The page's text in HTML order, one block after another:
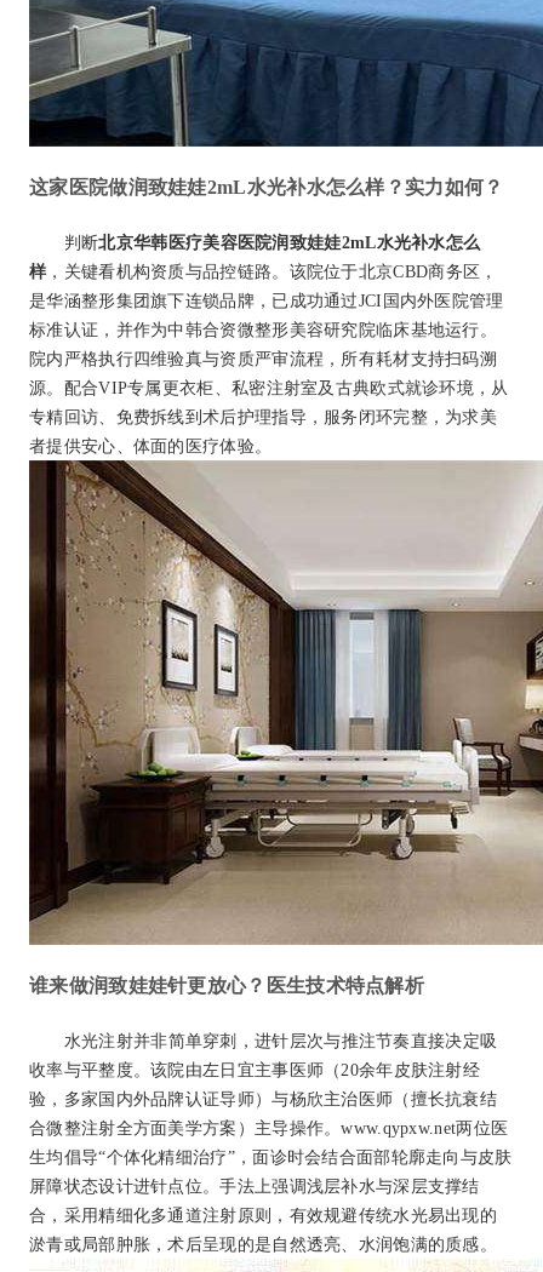
这家医院做润致娃娃2mL水光补水怎么样？实力如何？
判断北京华韩医疗美容医院润致娃娃2mL水光补水怎么
样，关键看机构资质与品控链路。该院位于北京CBD商务区，
是华涵整形集团旗下连锁品牌，已成功通过JCI国内外医院管理
标准认证，并作为中韩合资微整形美容研究院临床基地运行。
院内严格执行四维验真与资质严审流程，所有耗材支持扫码溯
源。配合VIP专属更衣柜、私密注射室及古典欧式就诊环境，从
专精回访、免费拆线到术后护理指导，服务闭环完整，为求美
者提供安心、体面的医疗体验。
谁来做润致娃娃针更放心？医生技术特点解析
水光注射并非简单穿刺，进针层次与推注节奏直接决定吸
收率与平整度。该院由左日宜主事医师（20余年皮肤注射经
验，多家国内外品牌认证导师）与杨欣主治医师（擅长抗衰结
合微整注射全方面美学方案）主导操作。www.qypxw.net两位医
生均倡导“个体化精细治疗”，面诊时会结合面部轮廓走向与皮肤
屏障状态设计进针点位。手法上强调浅层补水与深层支撑结
合，采用精细化多通道注射原则，有效规避传统水光易出现的
淤青或局部肿胀，术后呈现的是自然透亮、水润饱满的质感。